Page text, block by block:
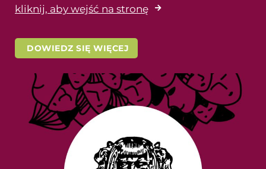
kliknij, aby wejść na stronę
DOWIEDZ SIĘ WIĘCEJ